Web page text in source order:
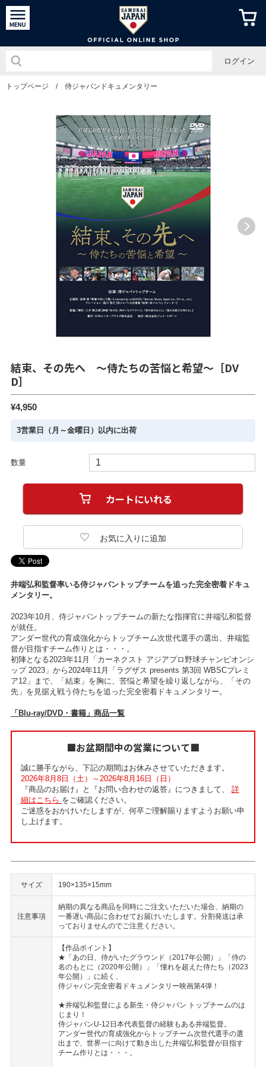
侍ジャパ
ログイン
トップページ / 侍ジャパンドキュメンタリー
結束、その先へ ～侍たちの苦悩と希望～［DV
D］
¥4,950
3営業日（月～金曜日）以内に出荷
数量
井端弘和監督率いる侍ジャパントップチームを追った完全密着ドキュ
メンタリー。
2023年10月、侍ジャパントップチームの新たな指揮官に井端弘和監督
が就任。
アンダー世代の育成強化からトップチーム次世代選手の選出、井端監
督が目指すチーム作りとは・・・。
初陣となる2023年11月「カーネクスト アジアプロ野球チャンピオンシ
ップ 2023」から2024年11月「ラグザス presents 第3回 WBSCプレミ
ア12」まで、「結束」を胸に、苦悩と希望を繰り返しながら、「その
先」を見据え戦う侍たちを追った完全密着ドキュメンタリー。
「Blu-ray/DVD・書籍」商品一覧
■お盆期間中の営業について■
誠に勝手ながら、下記の期間はお休みさせていただきます。
2026年8月8日（土）～2026年8月16日（日）
『商品のお届け』と『お問い合わせの返答』につきまして、 詳
細はこちら をご確認ください。
ご迷惑をおかけいたしますが、何卒ご理解賜りますようお願い申
し上げます。
サイズ 190×135×15mm
注意事項
納期の異なる商品を同時にご注文いただいた場合、納期の
一番遅い商品に合わせてお届けいたします。分割発送は承
っておりませんのでご注意ください。
【作品ポイント】
★「あの日、侍がいたグラウンド（2017年公開）」「侍の
名のもとに（2020年公開）」「憧れを超えた侍たち（2023
年公開）」に続く、
侍ジャパン完全密着ドキュメンタリー映画第4弾！
★井端弘和監督による新生・侍ジャパン トップチームのは
じまり！
侍ジャパンU-12日本代表監督の経験もある井端監督。
アンダー世代の育成強化からトップチーム次世代選手の選
出まで、世界一に向けて動き出した井端弘和監督が目指す
チーム作りとは・・・。